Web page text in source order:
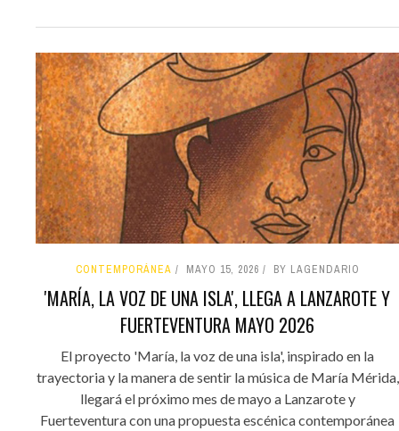
CONTEMPORÁNEA MAYO 15, 2026 BY LAGENDARIO
'MARÍA, LA VOZ DE UNA ISLA', LLEGA A LANZAROTE Y
FUERTEVENTURA MAYO 2026
El proyecto 'María, la voz de una isla', inspirado en la
trayectoria y la manera de sentir la música de María Mérida,
llegará el próximo mes de mayo a Lanzarote y
Fuerteventura con una propuesta escénica contemporánea